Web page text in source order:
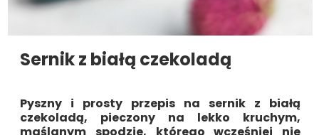
Sernik z białą czekoladą
Pyszny i prosty przepis na sernik z białą
czekoladą, pieczony na lekko kruchym,